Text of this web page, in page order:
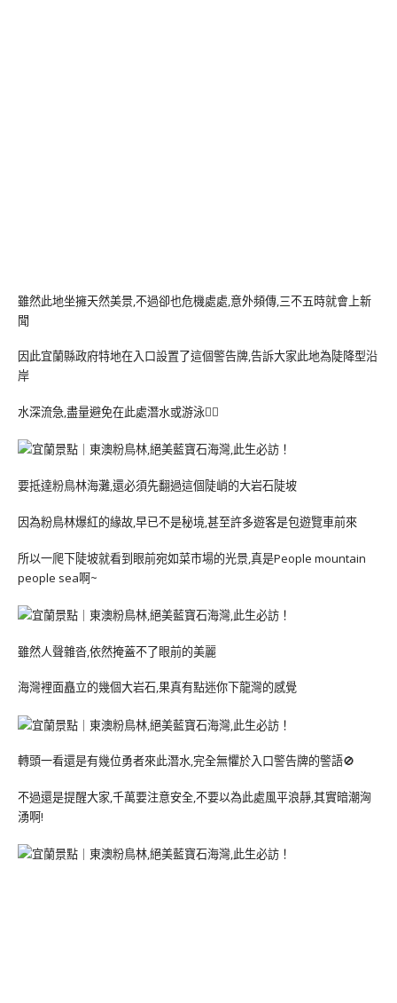
雖然此地坐擁天然美景,不過卻也危機處處,意外頻傳,三不五時就會上新
聞
因此宜蘭縣政府特地在入口設置了這個警告牌,告訴大家此地為陡降型沿
岸
水深流急,盡量避免在此處潛水或游泳🙅‍♀️
要抵達粉鳥林海灘,還必須先翻過這個陡峭的大岩石陡坡
因為粉鳥林爆紅的緣故,早已不是秘境,甚至許多遊客是包遊覽車前來
所以一爬下陡坡就看到眼前宛如菜市場的光景,真是People mountain
people sea啊~
雖然人聲雜沓,依然掩蓋不了眼前的美麗
海灣裡面矗立的幾個大岩石,果真有點迷你下龍灣的感覺
轉頭一看還是有幾位勇者來此潛水,完全無懼於入口警告牌的警語🚫
不過還是提醒大家,千萬要注意安全,不要以為此處風平浪靜,其實暗潮洶
湧啊!